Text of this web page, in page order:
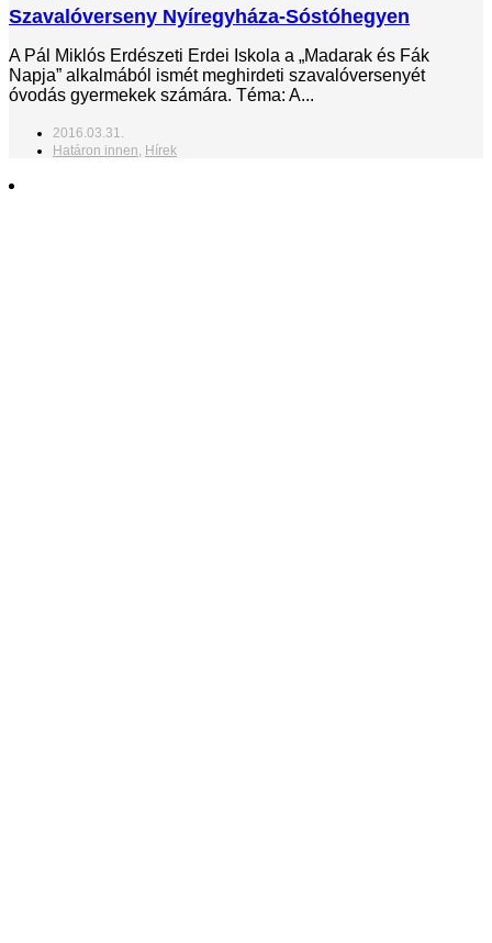
Szavalóverseny Nyíregyháza-Sóstóhegyen
A Pál Miklós Erdészeti Erdei Iskola a „Madarak és Fák
Napja” alkalmából ismét meghirdeti szavalóversenyét
óvodás gyermekek számára. Téma: A...
2016.03.31.
Határon innen, Hírek